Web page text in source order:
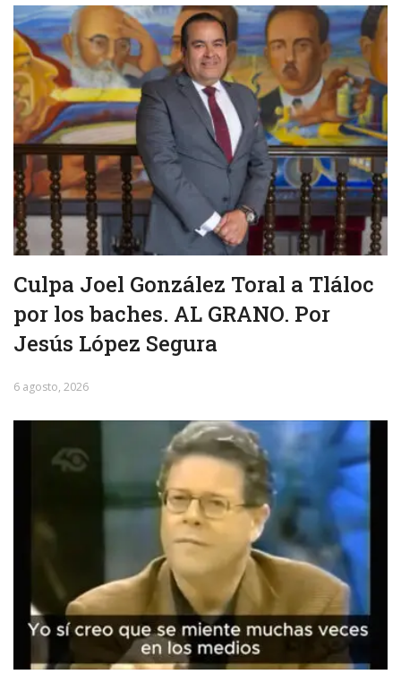
Culpa Joel González Toral a Tláloc
por los baches. AL GRANO. Por
Jesús López Segura
6 agosto, 2026